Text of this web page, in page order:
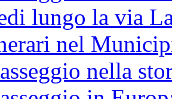
lungo la via
nel
nella